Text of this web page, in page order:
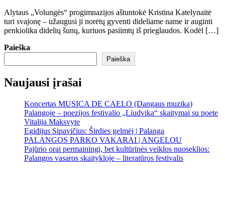
Alytaus „Volungės“ progimnazijos aštuntokė Kristina Katelynaitė
turi svajonę – ؘužaugusi ji norėtų gyventi dideliame name ir auginti
penkiolika didelių šunų, kuriuos pasiimtų iš prieglaudos. Kodėl […]
Paieška
Paieška
Naujausi įrašai
Koncertas MUSICA DE CAELO (Dangaus muzika)
Palangoje – poezijos festivalio „Liudvika“ skaitymai su poete
Vitalija Maksvyte
Egidijus Sipavičius: Širdies gelmėj | Palanga
PALANGOS PARKO VAKARAI | ANGELOU
Pajūrio orai permainingi, bet kultūrinės veiklos nuoseklios:
Palangos vasaros skaitykloje – literatūros festivalis